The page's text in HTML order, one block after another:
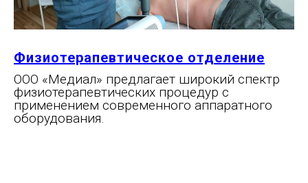
Физиотерапевтическое отделение
ООО «Медиал» предлагает широкий спектр
физиотерапевтических процедур с
применением современного аппаратного
оборудования.